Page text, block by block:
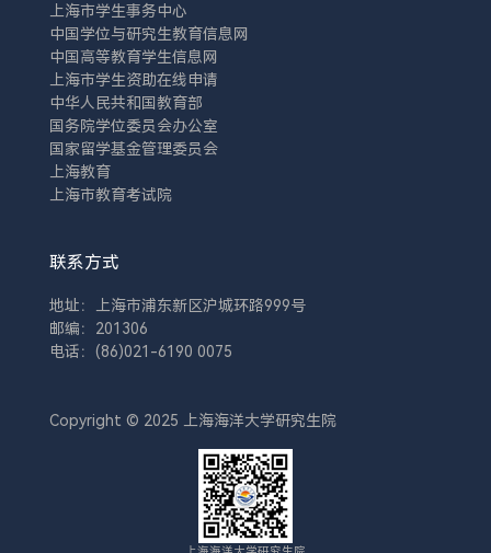
上海市学生事务中心
中国学位与研究生教育信息网
中国高等教育学生信息网
上海市学生资助在线申请
中华人民共和国教育部
国务院学位委员会办公室
国家留学基金管理委员会
上海教育
上海市教育考试院
联系方式
地址：上海市浦东新区沪城环路999号
邮编：201306
电话：(86)021-6190 0075
Copyright © 2025 上海海洋大学研究生院